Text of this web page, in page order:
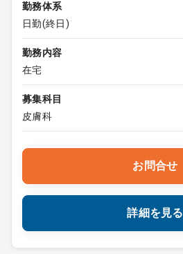
勤務体系
日勤(終日)
勤務内容
在宅
募集科目
皮膚科
お問合せ
詳細を見る